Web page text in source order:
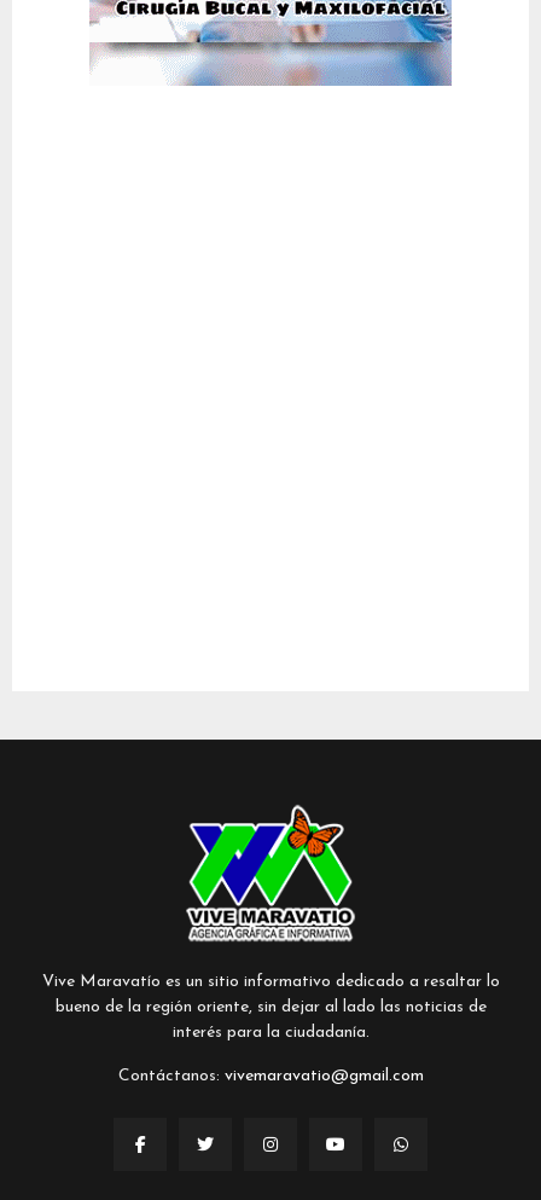
Vive Maravatío es un sitio informativo dedicado a resaltar lo
bueno de la región oriente, sin dejar al lado las noticias de
interés para la ciudadanía.
Contáctanos: vivemaravatio@gmail.com